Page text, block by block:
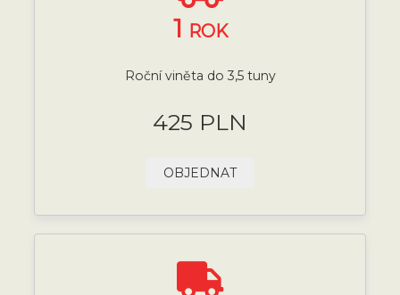
1 ROK
Roční viněta do 3,5 tuny
425 PLN
OBJEDNAT